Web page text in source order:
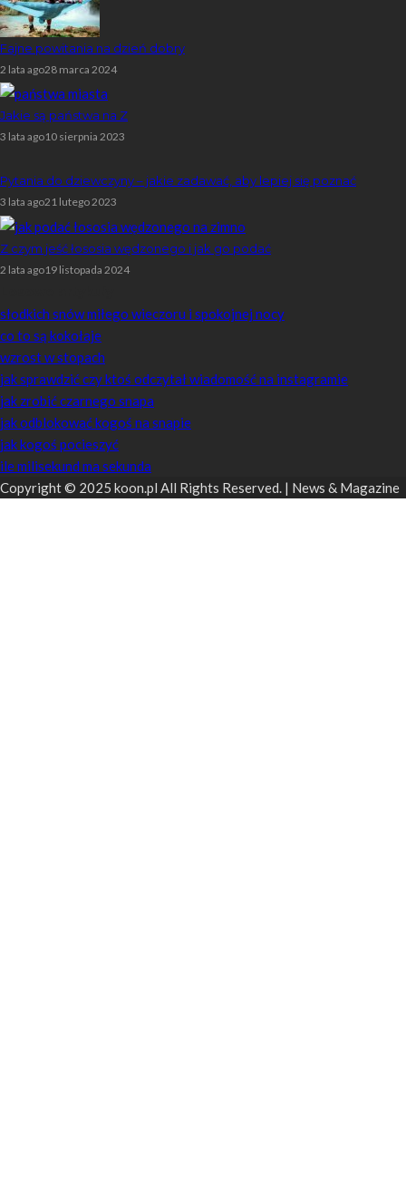
Fajne powitania na dzień dobry
2 lata ago28 marca 2024
Jakie są państwa na Z
3 lata ago10 sierpnia 2023
Pytania do dziewczyny – jakie zadawać, aby lepiej się poznać
3 lata ago21 lutego 2023
Z czym jeść łososia wędzonego i jak go podać
2 lata ago19 listopada 2024
słodkich snów miłego wieczoru i spokojnej nocy
co to są kokołaje
wzrost w stopach
jak sprawdzić czy ktoś odczytał wiadomość na instagramie
jak zrobić czarnego snapa
jak odblokować kogoś na snapie
jak kogoś pocieszyć
ile milisekund ma sekunda
Copyright © 2025 koon.pl All Rights Reserved. | News & Magazine